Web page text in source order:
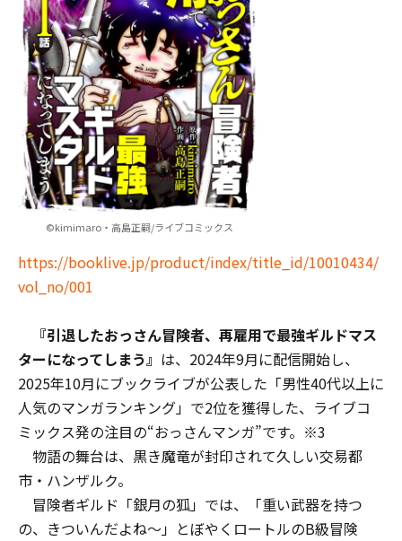
©kimimaro・高島正嗣/ライブコミックス
https://booklive.jp/product/index/title_id/10010434/
vol_no/001
『引退したおっさん冒険者、再雇用で最強ギルドマス
ターになってしまう』 は、2024年9月に配信開始し、
2025年10月にブックライブが公表した「男性40代以上に
人気のマンガランキング」で2位を獲得した、ライブコ
ミックス発の注目の“おっさんマンガ”です。※3
物語の舞台は、黒き魔竜が封印されて久しい交易都
市・ハンザルク。
冒険者ギルド「銀月の狐」では、「重い武器を持つ
の、きついんだよね～」とぼやくロートルのB級冒険